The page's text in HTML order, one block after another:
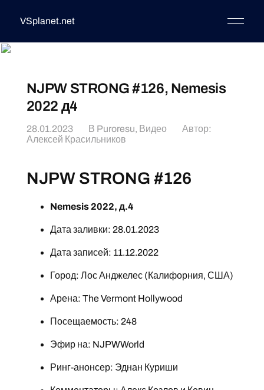
VSplanet.net
NJPW STRONG #126, Nemesis
2022 д4
28.01.2023 В Puroresu, Видео
Автор:
Алексей Красильников
NJPW STRONG #126
Nemesis 2022, д.4
Дата заливки: 28.01.2023
Дата записей: 11.12.2022
Город: Лос Анджелес (Калифорния, США)
Арена: The Vermont Hollywood
Посещаемость: 248
Эфир на: NJPWWorld
Ринг-анонсер: Эднан Куриши